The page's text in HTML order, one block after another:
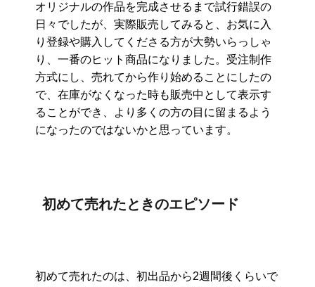
オリジナルの作品を完成させるまで試行錯誤の
日々でしたが、 実際販売してみると、 お気に入
り登録や購入してくださる方が大勢いらっしゃ
り、 一番のヒット商品になりました。受注制作
方式にし、 売れてから作り始めることにしたの
で、 在庫がなくなった時も販売中として表示す
ることができ、
より多くの方の目に留まるよう
になったのではないかと思っていま す。
初めて売れたときのエピソード
初めて売れたのは、初出品から2週間後くらいで